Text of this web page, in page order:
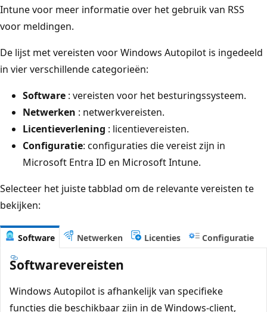
Intune voor meer informatie over het gebruik van RSS
voor meldingen.
De lijst met vereisten voor Windows Autopilot is ingedeeld
in vier verschillende categorieën:
Software : vereisten voor het besturingssysteem.
Netwerken : netwerkvereisten.
Licentieverlening : licentievereisten.
Configuratie: configuraties die vereist zijn in
Microsoft Entra ID en Microsoft Intune.
Selecteer het juiste tabblad om de relevante vereisten te
bekijken:
Software Netwerken Licenties Configuratie
Softwarevereisten
Windows Autopilot is afhankelijk van specifieke
functies die beschikbaar zijn in de Windows-client,